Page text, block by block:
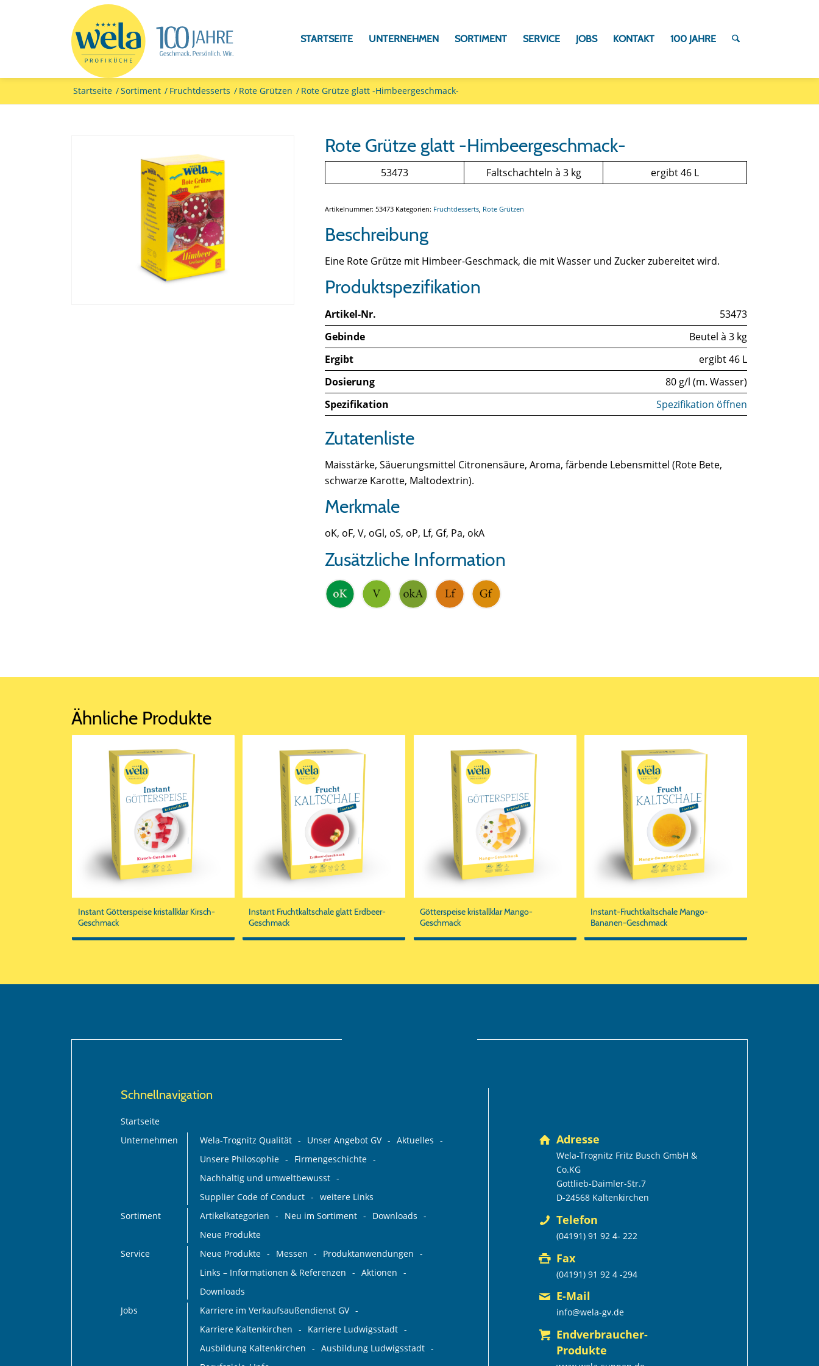
STARTSEITE UNTERNEHMEN SORTIMENT SERVICE JOBS KONTAKT 100 JAHRE
Startseite /Sortiment / Fruchtdesserts / Rote Grützen / Rote Grütze glatt -Himbeergeschmack-
Rote Grütze glatt -Himbeergeschmack-
53473 Faltschachteln à 3 kg ergibt 46 L
Artikelnummer:53473 Kategorien: Fruchtdesserts, Rote Grützen
Beschreibung
Eine Rote Grütze mit Himbeer-Geschmack, die mit Wasser und Zucker zubereitet wird.
Produktspezifikation
Artikel-Nr.
53473
Gebinde
Beutel à 3 kg
Ergibt
ergibt 46 L
Dosierung
80 g/l (m. Wasser)
Spezifikation
Spezifikation öffnen
Zutatenliste
Maisstärke, Säuerungsmittel Citronensäure, Aroma, färbende Lebensmittel (Rote Bete,
schwarze Karotte, Maltodextrin).
Merkmale
oK, oF, V, oGl, oS, oP, Lf, Gf, Pa, okA
Zusätzliche Information
Ähnliche Produkte
Instant Götterspeise kristallklar Kirsch-
Geschmack
Instant Fruchtkaltschale glatt Erdbeer-
Geschmack
Götterspeise kristallklar Mango-
Geschmack
Instant-Fruchtkaltschale Mango-
Bananen-Geschmack
Schnellnavigation
Startseite
Unternehmen
Wela-Trognitz Qualität Unser Angebot GV
Aktuelles
Unsere Philosophie
Firmengeschichte
Nachhaltig und umweltbewusst
Supplier Code of Conduct
weitere Links
Sortiment
Artikelkategorien Neu im Sortiment
Downloads
Neue Produkte
Service
Neue Produkte Messen
Produktanwendungen
Links – Informationen & Referenzen
Aktionen
Downloads
Jobs
Karriere im Verkaufsaußendienst GV
Karriere Kaltenkirchen
Karriere Ludwigsstadt
Ausbildung Kaltenkirchen
Ausbildung Ludwigsstadt
Adresse
Wela-Trognitz Fritz Busch GmbH &
Co.KG
Gottlieb-Daimler-Str.7
D-24568 Kaltenkirchen
Telefon
(04191) 91 92 4- 222
Fax
(04191) 91 92 4 -294
E-Mail
info@wela-gv.de
Endverbraucher-
Produkte